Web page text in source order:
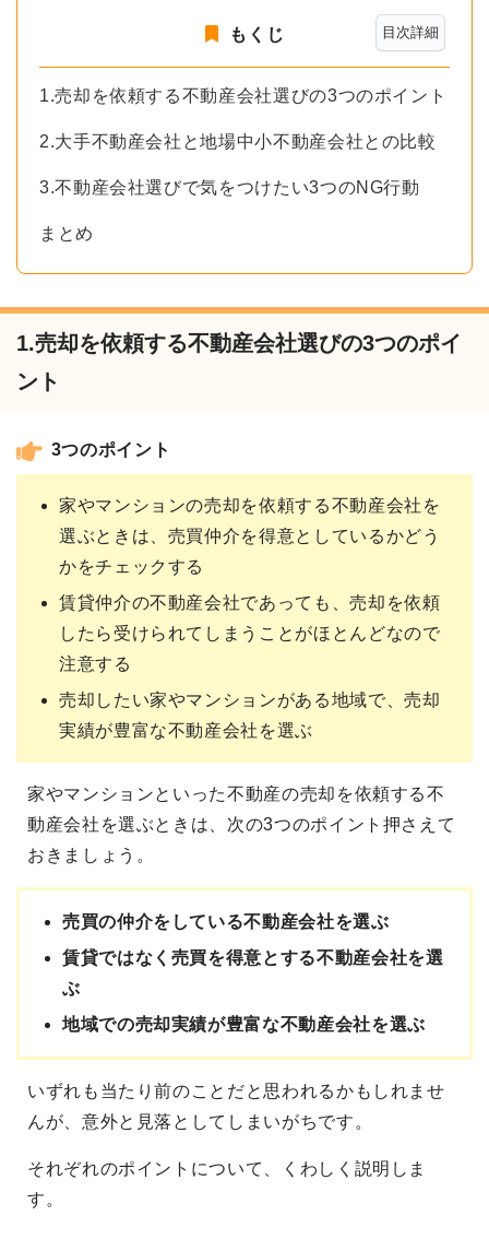
目次詳細
もくじ
1.売却を依頼する不動産会社選びの3つのポイント
2.大手不動産会社と地場中小不動産会社との比較
3.不動産会社選びで気をつけたい3つのNG行動
まとめ
1.売却を依頼する不動産会社選びの3つのポイ
ント
3つのポイント
家やマンションの売却を依頼する不動産会社を
選ぶときは、売買仲介を得意としているかどう
かをチェックする
賃貸仲介の不動産会社であっても、売却を依頼
したら受けられてしまうことがほとんどなので
注意する
売却したい家やマンションがある地域で、売却
実績が豊富な不動産会社を選ぶ
家やマンションといった不動産の売却を依頼する不
動産会社を選ぶときは、次の3つのポイント押さえて
おきましょう。
売買の仲介をしている不動産会社を選ぶ
賃貸ではなく売買を得意とする不動産会社を選
ぶ
地域での売却実績が豊富な不動産会社を選ぶ
いずれも当たり前のことだと思われるかもしれませ
んが、意外と見落としてしまいがちです。
それぞれのポイントについて、くわしく説明しま
す。